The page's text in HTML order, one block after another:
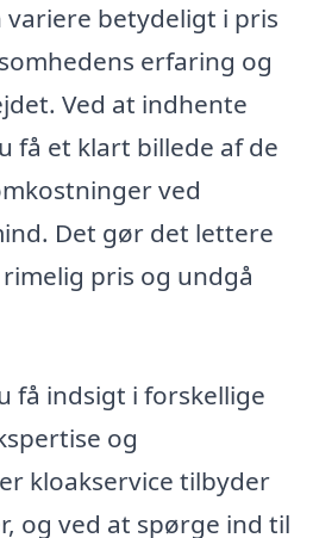
variere betydeligt i pris
erfaring og
Ved at indhente
få et klart billede af de
ved
Det gør det lettere
pris og undgå
få indsigt i forskellige
og
kloakservice tilbyder
og ved at spørge ind til